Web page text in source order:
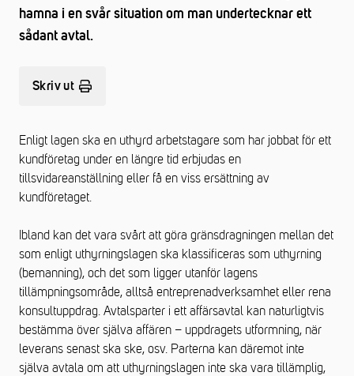
hamna i en svår situation om man undertecknar ett
sådant avtal.
Skriv ut
Enligt lagen ska en uthyrd arbetstagare som har jobbat för ett
kundföretag under en längre tid erbjudas en
tillsvidareanställning eller få en viss ersättning av
kundföretaget.
Ibland kan det vara svårt att göra gränsdragningen mellan det
som enligt uthyrningslagen ska klassificeras som uthyrning
(bemanning), och det som ligger utanför lagens
tillämpningsområde, alltså entreprenadverksamhet eller rena
konsultuppdrag. Avtalsparter i ett affärsavtal kan naturligtvis
bestämma över själva affären – uppdragets utformning, när
leverans senast ska ske, osv. Parterna kan däremot inte
själva avtala om att uthyrningslagen inte ska vara tillämplig,